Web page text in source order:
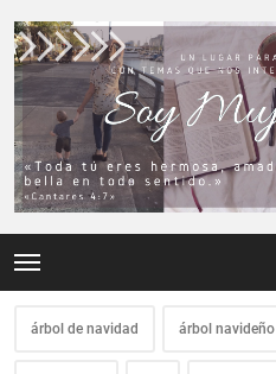
árbol de navidad árbol navideño